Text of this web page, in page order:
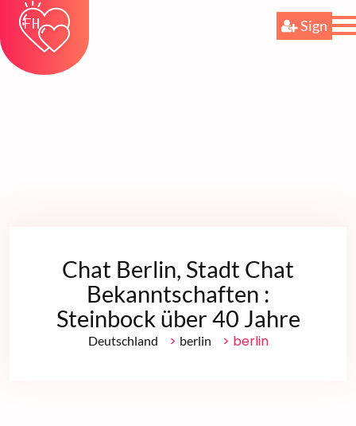
Sign
Chat Berlin, Stadt Chat
Bekanntschaften :
Steinbock über 40 Jahre
Deutschland > berlin > berlin